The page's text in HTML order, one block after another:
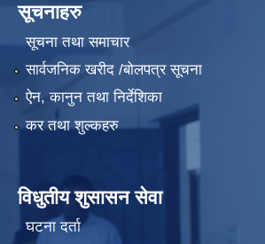
सूचनाहरु
सूचना तथा समाचार
सार्वजनिक खरीद /बोलपत्र सूचना
ऐन, कानुन तथा निर्देशिका
कर तथा शुल्कहरु
विधुतीय शुसासन सेवा
घटना दर्ता